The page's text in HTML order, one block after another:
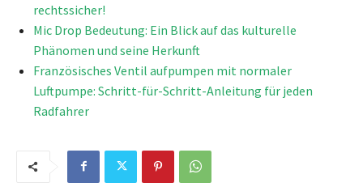
rechtssicher!
Mic Drop Bedeutung: Ein Blick auf das kulturelle
Phänomen und seine Herkunft
Französisches Ventil aufpumpen mit normaler
Luftpumpe: Schritt-für-Schritt-Anleitung für jeden
Radfahrer